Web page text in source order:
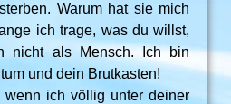
Warum hat sie mich
ich trage, was du willst,
nicht als Mensch. Ich bin
und dein Brutkasten!
wenn ich völlig unter deiner